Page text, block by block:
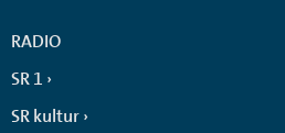
RADIO
SR 1
SR kultur